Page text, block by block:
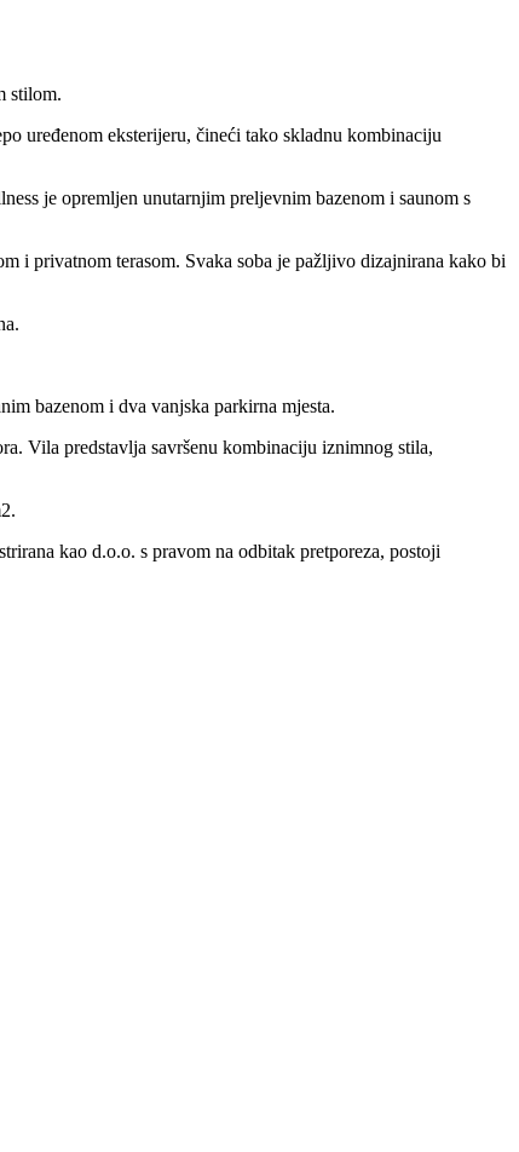
stilom.
uređenom eksterijeru, čineći tako skladnu kombinaciju
je opremljen unutarnjim preljevnim bazenom i saunom s
i privatnom terasom. Svaka soba je pažljivo dizajnirana kako bi
bazenom i dva vanjska parkirna mjesta.
Vila predstavlja savršenu kombinaciju iznimnog stila,
kao d.o.o. s pravom na odbitak pretporeza, postoji